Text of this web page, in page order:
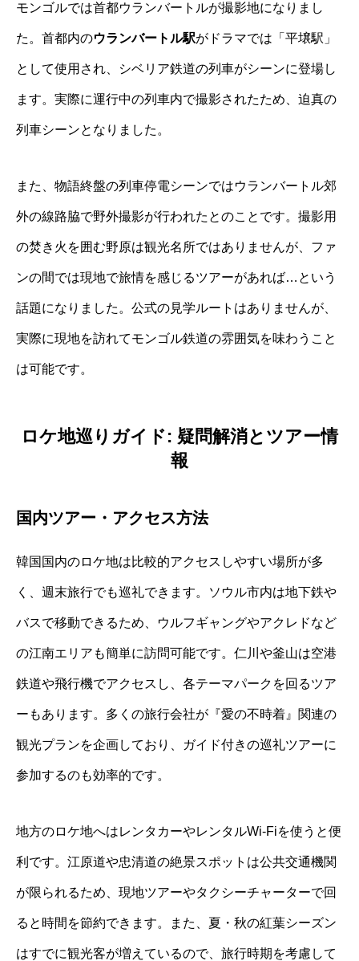
モンゴルでは首都ウランバートルが撮影地になりまし
た。首都内のウランバートル駅がドラマでは「平壌駅」
として使用され、シベリア鉄道の列車がシーンに登場し
ます。実際に運行中の列車内で撮影されたため、迫真の
列車シーンとなりました。
また、物語終盤の列車停電シーンではウランバートル郊
外の線路脇で野外撮影が行われたとのことです。撮影用
の焚き火を囲む野原は観光名所ではありませんが、ファ
ンの間では現地で旅情を感じるツアーがあれば…という
話題になりました。公式の見学ルートはありませんが、
実際に現地を訪れてモンゴル鉄道の雰囲気を味わうこと
は可能です。
ロケ地巡りガイド: 疑問解消とツアー情
報
国内ツアー・アクセス方法
韓国国内のロケ地は比較的アクセスしやすい場所が多
く、週末旅行でも巡礼できます。ソウル市内は地下鉄や
バスで移動できるため、ウルフギャングやアクレドなど
の江南エリアも簡単に訪問可能です。仁川や釜山は空港
鉄道や飛行機でアクセスし、各テーマパークを回るツア
ーもあります。多くの旅行会社が『愛の不時着』関連の
観光プランを企画しており、ガイド付きの巡礼ツアーに
参加するのも効率的です。
地方のロケ地へはレンタカーやレンタルWi-Fiを使うと便
利です。江原道や忠清道の絶景スポットは公共交通機関
が限られるため、現地ツアーやタクシーチャーターで回
ると時間を節約できます。また、夏・秋の紅葉シーズン
はすでに観光客が増えているので、旅行時期を考慮して